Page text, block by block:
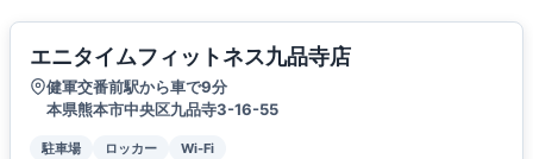
エニタイムフィットネス九品寺店
健軍交番前駅から車で9分
本県熊本市中央区九品寺3-16-55
駐車場 ロッカー Wi-Fi